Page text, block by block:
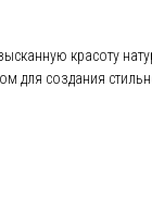
красоту
для создания